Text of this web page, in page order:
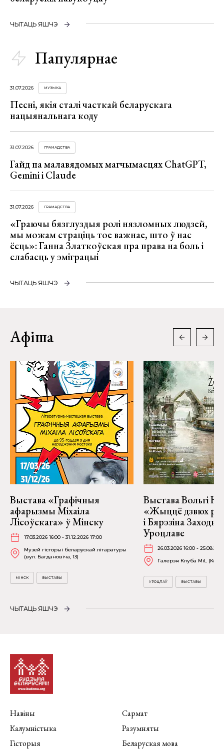
ЧЫТАЦЬ ЯШЧЭ
Папулярнае
31.07.2026 МУЗЫКА
Песні, якія сталі часткай беларускага
нацыянальнага коду
31.07.2026 ГРАМАДСТВА
Гайд па малавядомых магчымасцях ChatGPT,
Gemini і Claude
31.07.2026 ГРАМАДСТВА
«Граючы бязглуздыя ролі нязломных людзей,
мы можам страціць тое важнае, што ў нас
ёсць»: Ганна Златкоўская пра права на боль і
слабасць у эміграцыі
ЧЫТАЦЬ ЯШЧЭ
Афіша
Выстава «Графічныя
афарызмы Міхаіла
Лісоўскага» ў Мінску
17.03.2026 16:00 - 31.12.2026 17:00
Музей гісторыі беларускай літаратуры
(вул. Багдановіча, 13)
МІНСК ВЫСТАВЫ
Выстава Вольгі
«Жыццё дзвюх
і Бярэзіна
Уроцлаве
26.03.2026 16:00 -
Галерэя Клуба MiL
УРОЦЛАЎ ВЫСТАВЫ
ЧЫТАЦЬ ЯШЧЭ
Навіны
Калумністыка
Гісторыя
Сармат
Разумняты
Беларуская мова